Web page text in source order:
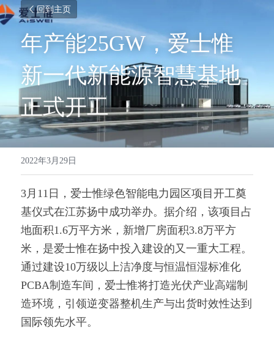
回到主页
年产能25GW，爱士惟
新一代新能源智慧基地
正式开工
2022年3月29日
3月11日，爱士惟绿色智能电力园区项目开工奠
基仪式在江苏扬中成功举办。据介绍，该项目占
地面积1.6万平方米，新增厂房面积3.8万平方
米，是爱士惟在扬中投入建设的又一重大工程。
通过建设10万级以上洁净度与恒温恒湿标准化
PCBA制造车间，爱士惟将打造光伏产业高端制
造环境，引领逆变器整机生产与出货时效性达到
国际领先水平。